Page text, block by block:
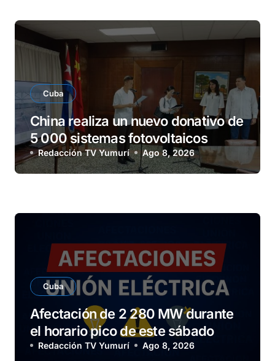
Cuba
China realiza un nuevo donativo de
5 000 sistemas fotovoltaicos
Redacción TV Yumurí Ago 8, 2026
Cuba
Afectación de 2 280 MW durante
el horario pico de este sábado
Redacción TV Yumurí Ago 8, 2026